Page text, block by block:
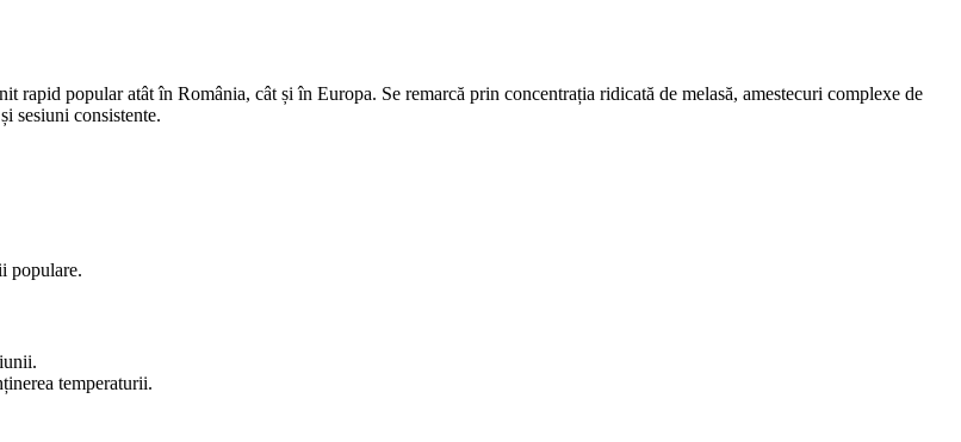
rapid popular atât în România, cât și în Europa. Se remarcă prin concentrația ridicată de melasă, amestecuri complexe de
sesiuni consistente.
populare.
temperaturii.